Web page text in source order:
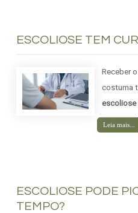
ESCOLIOSE TEM
Receber
costuma
escoliose
Leia mais...
ESCOLIOSE PODE
TEMPO?